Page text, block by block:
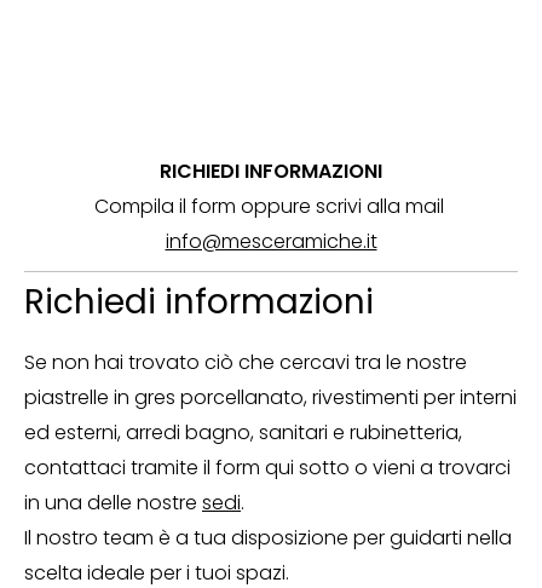
RICHIEDI INFORMAZIONI
Compila il form oppure scrivi alla mail
info@mesceramiche.it
Richiedi informazioni
Se non hai trovato ciò che cercavi tra le nostre
piastrelle in gres porcellanato, rivestimenti per interni
ed esterni, arredi bagno, sanitari e rubinetteria,
contattaci tramite il form qui sotto o vieni a trovarci
in una delle nostre sedi.
Il nostro team è a tua disposizione per guidarti nella
scelta ideale per i tuoi spazi.